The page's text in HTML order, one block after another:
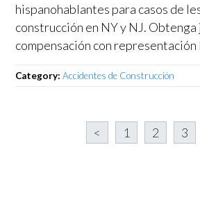
hispanohablantes para casos de
construcción en NY y NJ.
compensación con representación
Category:Accidentes de Construcción
< 1 2 3